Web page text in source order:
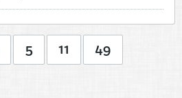
5 11
49